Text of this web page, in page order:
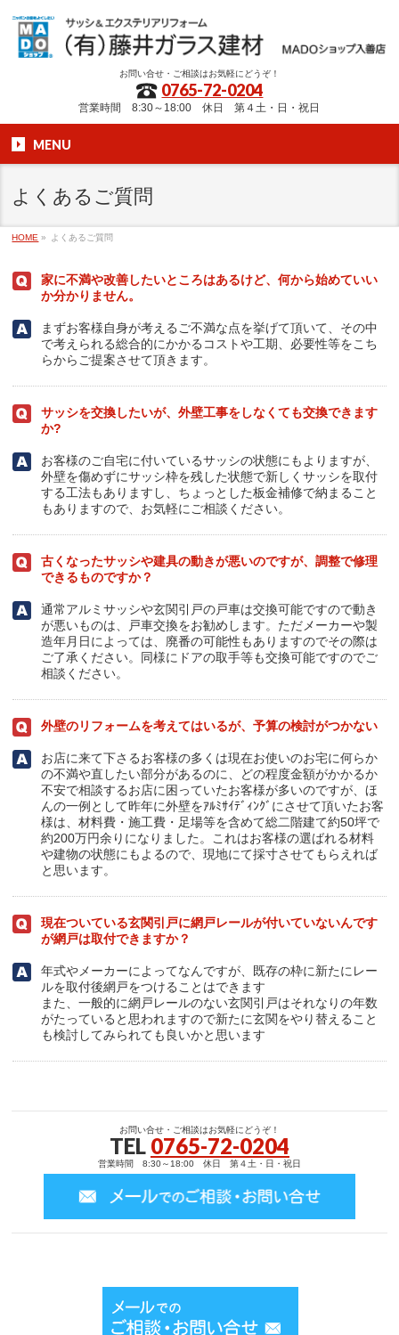
お問い合せ・ご相談はお気軽にどうぞ！
0765-72-0204
営業時間 8:30～18:00 休日 第４土・日・祝日
MENU
よくあるご質問
HOME » よくあるご質問
家に不満や改善したいところはあるけど、何から始めていい
か分かりません。
まずお客様自身が考えるご不満な点を挙げて頂いて、その中
で考えられる総合的にかかるコストや工期、必要性等をこち
らからご提案させて頂きます。
サッシを交換したいが、外壁工事をしなくても交換できます
か?
お客様のご自宅に付いているサッシの状態にもよりますが、
外壁を傷めずにサッシ枠を残した状態で新しくサッシを取付
する工法もありますし、ちょっとした板金補修で納まること
もありますので、お気軽にご相談ください。
古くなったサッシや建具の動きが悪いのですが、調整で修理
できるものですか？
通常アルミサッシや玄関引戸の戸車は交換可能ですので動き
が悪いものは、戸車交換をお勧めします。ただメーカーや製
造年月日によっては、廃番の可能性もありますのでその際は
ご了承ください。同様にドアの取手等も交換可能ですのでご
相談ください。
外壁のリフォームを考えてはいるが、予算の検討がつかない
お店に来て下さるお客様の多くは現在お使いのお宅に何らか
の不満や直したい部分があるのに、どの程度金額がかかるか
不安で相談するお店に困っていたお客様が多いのですが、ほ
んの一例として昨年に外壁をｱﾙﾐｻｲﾃﾞｨﾝｸﾞにさせて頂いたお客
様は、材料費・施工費・足場等を含めて総二階建て約50坪で
約200万円余りになりました。これはお客様の選ばれる材料
や建物の状態にもよるので、現地にて採寸させてもらえれば
と思います。
現在ついている玄関引戸に網戸レールが付いていないんです
が網戸は取付できますか？
年式やメーカーによってなんですが、既存の枠に新たにレー
ルを取付後網戸をつけることはできます
また、一般的に網戸レールのない玄関引戸はそれなりの年数
がたっていると思われますので新たに玄関をやり替えること
も検討してみられても良いかと思います
お問い合せ・ご相談はお気軽にどうぞ！
TEL 0765-72-0204
営業時間 8:30～18:00 休日 第４土・日・祝日